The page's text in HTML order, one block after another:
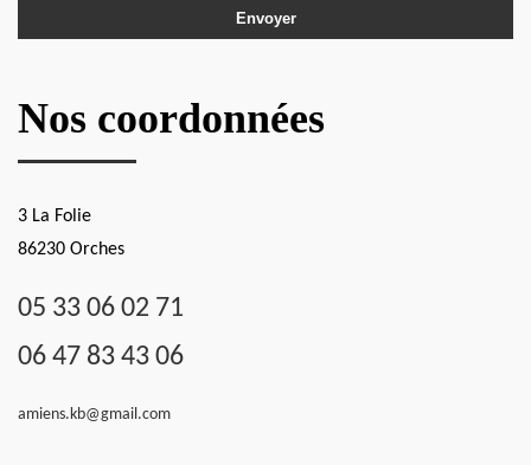
Nos coordonnées
3 La Folie
86230 Orches
05 33 06 02 71
06 47 83 43 06
amiens.kb@gmail.com